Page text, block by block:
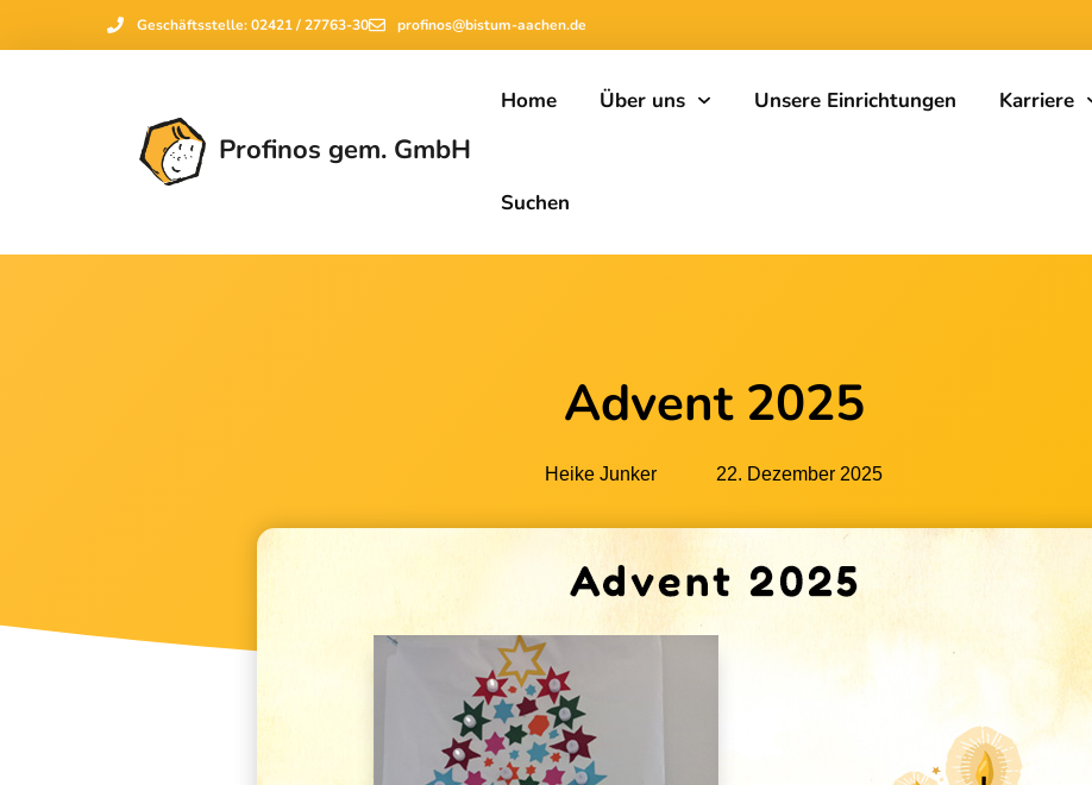
Geschäftsstelle: 02421 / 27763-30 profinos@bistum-aachen.de
Profinos gem. GmbH
Home Über uns Unsere Einrichtungen Karriere
Suchen
Advent 2025
Heike Junker 22. Dezember 2025